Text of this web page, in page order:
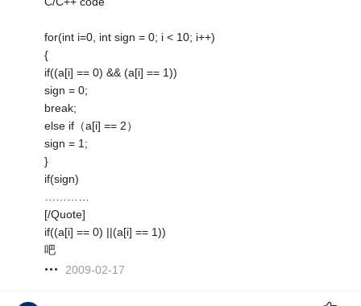
for(int i=0, int sign = 0; i < 10; i++)
{
if((a[i] == 0) && (a[i] == 1))
sign = 0;
break;
else if（a[i] == 2）
sign = 1;
}
if(sign)
[/Quote]
if((a[i] == 0) ||(a[i] == 1))
吧
2009-02-17